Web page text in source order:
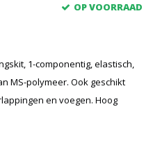
OP VOORRAAD
1-componentig, elastisch,
MS-polymeer. Ook geschikt
en voegen. Hoog